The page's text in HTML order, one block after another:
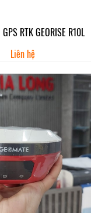
RTK GEORISE R10L
Liên hệ